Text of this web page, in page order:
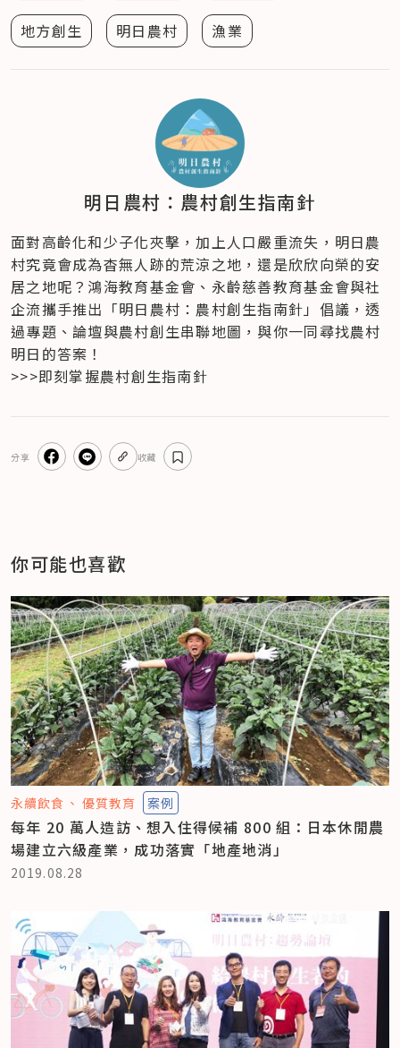
地方創生 明日農村 漁業
明日農村：農村創生指南針
面對高齡化和少子化夾擊，加上人口嚴重流失，明日農
村究竟會成為杳無人跡的荒涼之地，還是欣欣向榮的安
居之地呢？鴻海教育基金會、永齡慈善教育基金會與社
企流攜手推出「明日農村：農村創生指南針」倡議，透
過專題、論壇與農村創生串聯地圖，與你一同尋找農村
明日的答案！
>>>即刻掌握農村創生指南針
分享 收藏
你可能也喜歡
永續飲食 優質教育 案例
每年 20 萬人造訪、想入住得候補 800 組：日本休閒農
場建立六級產業，成功落實「地產地消」
2019.08.28